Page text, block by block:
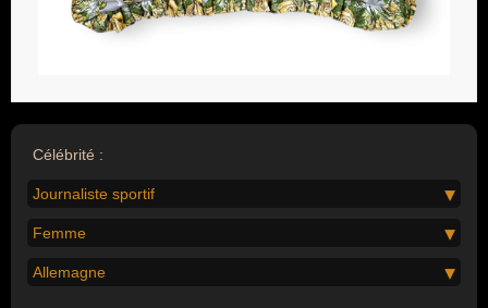
Célébrité :
Journaliste sportif
Femme
Allemagne